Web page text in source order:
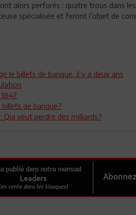
alors perforés : quatre trous dans
spécialisée et feront l’objet de
le billets de banque, il y a deux ans
de banque?
Qui veut perdre des milliards?